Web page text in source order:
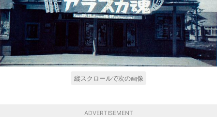
縦スクロールで次の画像
ADVERTISEMENT